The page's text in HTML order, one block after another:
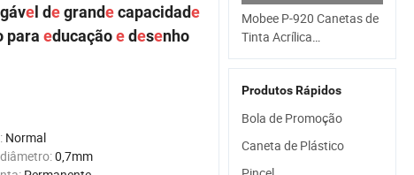
gáve l degrandecapacidade
para educaçãoedesenho
Normal
0,7mm
Mobee P-920 Canetas de
Tinta Acrílica
Fluorescente para
Escritório
Produtos Rápidos
Bola de Promoção
Caneta de Plástico